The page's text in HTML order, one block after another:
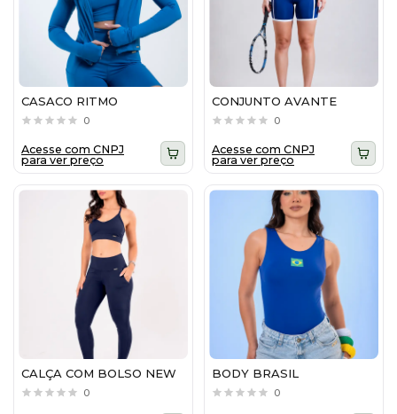
CASACO RITMO
0
Acesse com CNPJ
para ver preço
CONJUNTO AVANTE
0
Acesse com CNPJ
para ver preço
CALÇA COM BOLSO NEW
0
BODY BRASIL
0